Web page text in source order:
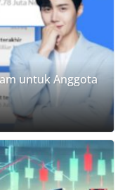
untuk Anggota